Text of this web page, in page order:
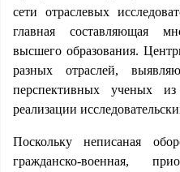
сети отраслевых
главная составляющая
высшего образования.
разных отраслей,
перспективных ученых
реализации
Поскольку неписаная
гражданско-военная,